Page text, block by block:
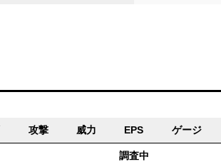
攻撃 威力 EPS ゲージ
調査中